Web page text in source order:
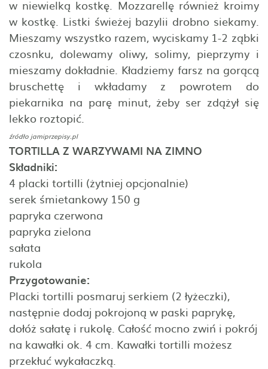
w niewielką kostkę. Mozzarellę również kroimy
w kostkę. Listki świeżej bazylii drobno siekamy.
Mieszamy wszystko razem, wyciskamy 1-2 ząbki
czosnku, dolewamy oliwy, solimy, pieprzymy i
mieszamy dokładnie. Kładziemy farsz na gorącą
bruschettę i wkładamy z powrotem do
piekarnika na parę minut, żeby ser zdążył się
lekko roztopić.
źródło jamiprzepisy.pl
TORTILLA Z WARZYWAMI NA ZIMNO
Składniki:
4 placki tortilli (żytniej opcjonalnie)
serek śmietankowy 150 g
papryka czerwona
papryka zielona
sałata
rukola
Przygotowanie:
Placki tortilli posmaruj serkiem (2 łyżeczki),
następnie dodaj pokrojoną w paski paprykę,
dołóż sałatę i rukolę. Całość mocno zwiń i pokrój
na kawałki ok. 4 cm. Kawałki tortilli możesz
przekłuć wykałaczką.